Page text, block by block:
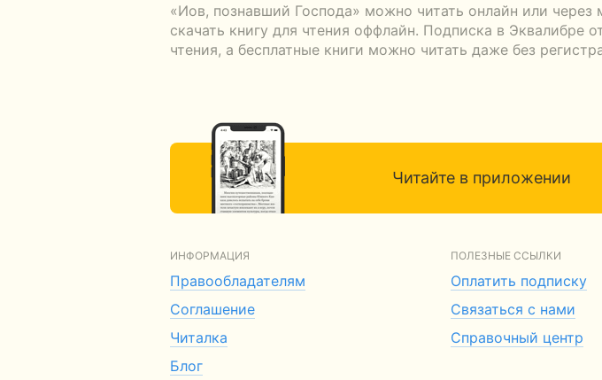
«Иов, познавший Господа» можно читать онлайн или
скачать книгу для чтения оффлайн. Подписка в Эквалибре
чтения, а бесплатные книги можно читать даже без
Читайте в приложении
ИНФОРМАЦИЯ
Правообладателям
Соглашение
Читалка
Блог
ПОЛЕЗНЫЕ ССЫЛКИ
Оплатить подписку
Связаться с нами
Справочный центр